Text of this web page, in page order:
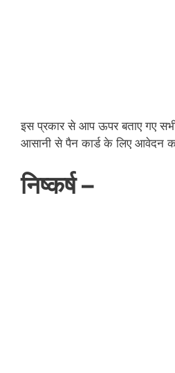
इस प्रकार से आप ऊपर बताए गए
आसानी से पैन कार्ड के लिए आवेदन
निष्कर्ष –